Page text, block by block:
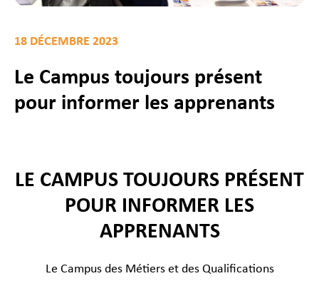
18 DÉCEMBRE 2023
Le Campus toujours présent
pour informer les apprenants
LE CAMPUS TOUJOURS PRÉSENT
POUR INFORMER LES
APPRENANTS
Le Campus des Métiers et des Qualifications